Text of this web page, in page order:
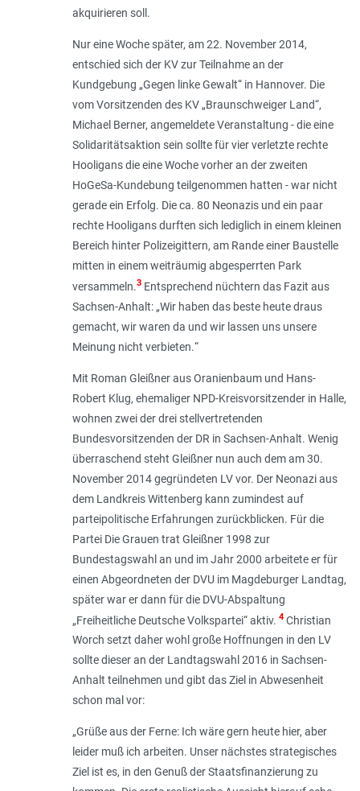
akquirieren soll.
Nur eine Woche später, am 22. November 2014,
entschied sich der KV zur Teilnahme an der
Kundgebung „Gegen linke Gewalt“ in Hannover. Die
vom Vorsitzenden des KV „Braunschweiger Land“,
Michael Berner, angemeldete Veranstaltung - die eine
Solidaritätsaktion sein sollte für vier verletzte rechte
Hooligans die eine Woche vorher an der zweiten
HoGeSa-Kundebung teilgenommen hatten - war nicht
gerade ein Erfolg. Die ca. 80 Neonazis und ein paar
rechte Hooligans durften sich lediglich in einem kleinen
Bereich hinter Polizeigittern, am Rande einer Baustelle
mitten in einem weiträumig abgesperrten Park
versammeln.3Entsprechend nüchtern das Fazit aus
Sachsen-Anhalt: „Wir haben das beste heute draus
gemacht, wir waren da und wir lassen uns unsere
Meinung nicht verbieten.“
Mit Roman Gleißner aus Oranienbaum und Hans-
Robert Klug, ehemaliger NPD-Kreisvorsitzender in Halle,
wohnen zwei der drei stellvertretenden
Bundesvorsitzenden der DR in Sachsen-Anhalt. Wenig
überraschend steht Gleißner nun auch dem am 30.
November 2014 gegründeten LV vor. Der Neonazi aus
dem Landkreis Wittenberg kann zumindest auf
parteipolitische Erfahrungen zurückblicken. Für die
Partei Die Grauen trat Gleißner 1998 zur
Bundestagswahl an und im Jahr 2000 arbeitete er für
einen Abgeordneten der DVU im Magdeburger Landtag,
später war er dann für die DVU-Abspaltung
„Freiheitliche Deutsche Volkspartei“ aktiv. 4Christian
Worch setzt daher wohl große Hoffnungen in den LV
sollte dieser an der Landtagswahl 2016 in Sachsen-
Anhalt teilnehmen und gibt das Ziel in Abwesenheit
schon mal vor:
„Grüße aus der Ferne: Ich wäre gern heute hier, aber
leider muß ich arbeiten. Unser nächstes strategisches
Ziel ist es, in den Genuß der Staatsfinanzierung zu